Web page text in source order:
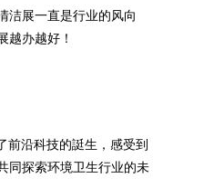
洁展一直是行业的风向
越办越好！
前沿科技的誔生，感受到
同探索环境卫生行业的未